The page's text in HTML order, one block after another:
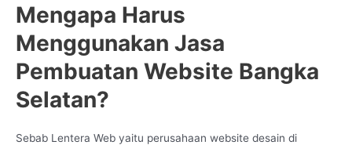
Mengapa Harus
Menggunakan Jasa
Pembuatan Website Bangka
Selatan?
Sebab Lentera Web yaitu perusahaan website desain di
Online